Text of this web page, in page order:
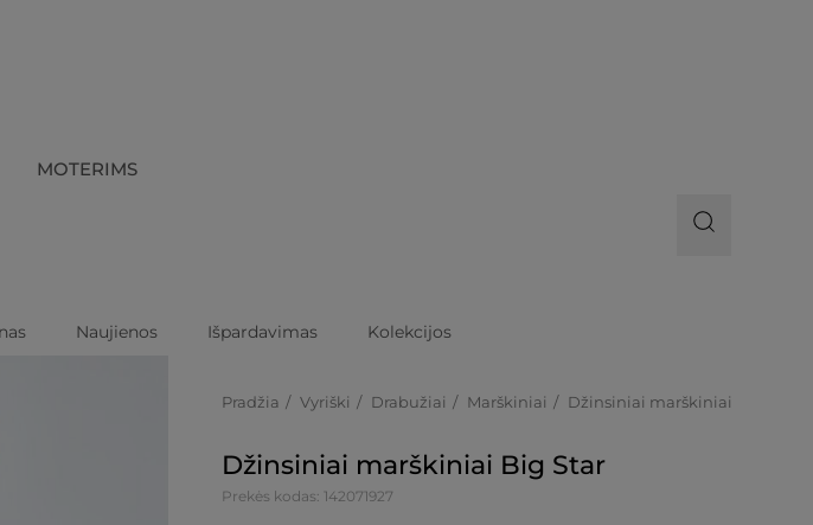
MOTERIMS
Naujienos Išpardavimas Kolekcijos
Pradžia Vyriški Drabužiai Marškiniai Džinsiniai marškiniai
Džinsiniai marškiniai Big Star
Prekės kodas: 142071927